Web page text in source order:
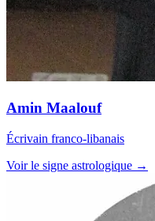
Amin Maalouf
Écrivain franco-libanais
Voir le signe astrologique →